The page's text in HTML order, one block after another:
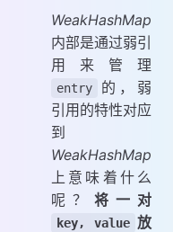
WeakHashMap
内部是通过弱引
用来管理
entry
的，弱
引用的特性对应
到
WeakHashMap
上意味着什么
呢？ 将一对
key, value 放